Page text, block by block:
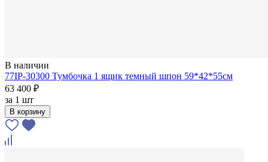
В наличии
77IP-30300 Тумбочка 1 ящик темный шпон 59*42*55см
63 400 ₽
за 1 шт
В корзину